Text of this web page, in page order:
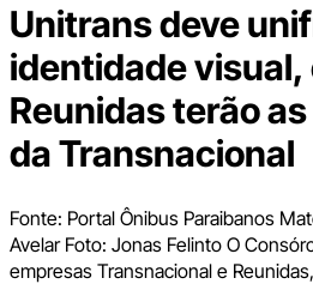
Unitrans deve
identidade visual,
Reunidas terão
da Transnacional
Fonte: Portal Ônibus Paraibanos
Avelar Foto: Jonas Felinto O
empresas Transnacional e